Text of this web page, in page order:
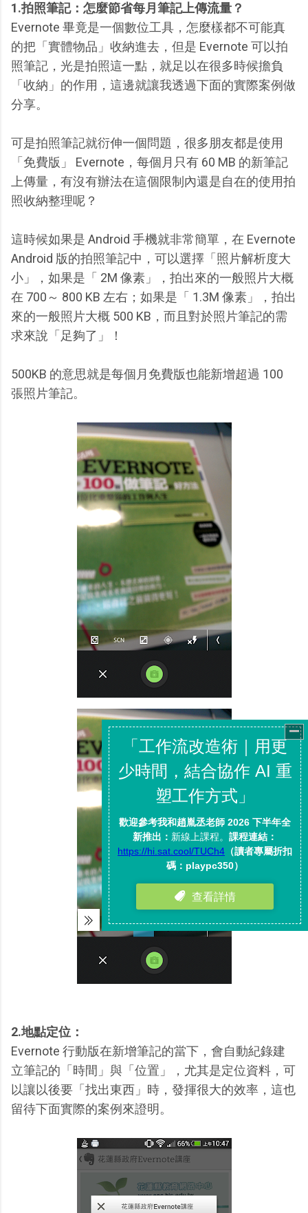
1.拍照筆記：怎麼節省每月筆記上傳流量？
Evernote 畢竟是一個數位工具，怎麼樣都不可能真
的把「實體物品」收納進去，但是 Evernote 可以拍
照筆記，光是拍照這一點，就足以在很多時候擔負
「收納」的作用，這邊就讓我透過下面的實際案例做
分享。
可是拍照筆記就衍伸一個問題，很多朋友都是使用
「免費版」 Evernote，每個月只有 60 MB 的新筆記
上傳量，有沒有辦法在這個限制內還是自在的使用拍
照收納整理呢？
這時候如果是 Android 手機就非常簡單，在 Evernote
Android 版的拍照筆記中，可以選擇「照片解析度大
小」，如果是「 2M 像素」，拍出來的一般照片大概
在 700～ 800 KB 左右；如果是「 1.3M 像素」，拍出
來的一般照片大概 500 KB，而且對於照片筆記的需
求來說「足夠了」！
500KB 的意思就是每個月免費版也能新增超過 100
張照片筆記。
2.地點定位：
Evernote 行動版在新增筆記的當下，會自動紀錄建
立筆記的「時間」與「位置」，尤其是定位資料，可
以讓以後要「找出東西」時，發揮很大的效率，這也
留待下面實際的案例來證明。